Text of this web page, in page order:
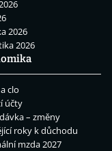
2026
2026
clo
účty
– změny
roky k důchodu
mzda 2027